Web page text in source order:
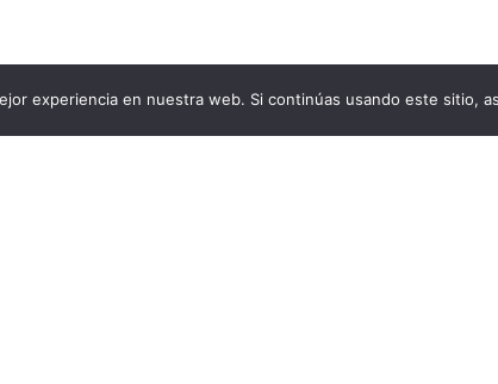
experiencia en nuestra web. Si continúas usando este sitio,